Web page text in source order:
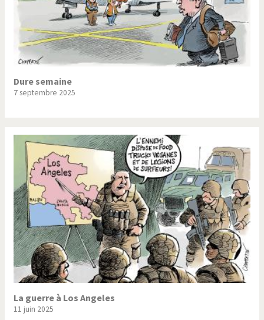
Dure semaine
7 septembre 2025
La guerre à Los Angeles
11 juin 2025